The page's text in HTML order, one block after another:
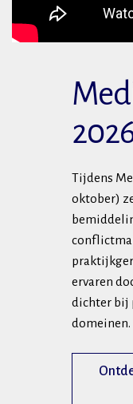
Tijdens
oktober)
ervaren
dichter bij
domeinen.